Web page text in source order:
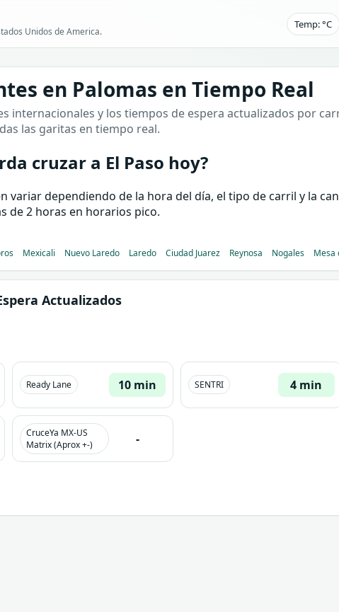
Unidos de America.
Temp: °C
en Palomas en Tiempo Real
internacionales y los tiempos de espera actualizados por
las garitas en tiempo real.
cruzar a El Paso hoy?
variar dependiendo de la hora del día, el tipo de carril y la
de 2 horas en horarios pico.
Mexicali Nuevo Laredo Laredo Ciudad Juarez Reynosa Nogales Mesa
Actualizados
Ready Lane 10 min SENTRI 4 min
CruceYa MX-US
Matrix (Aprox +-)
-